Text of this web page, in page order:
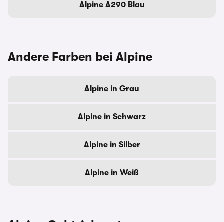
Alpine A290 Blau
Andere Farben bei Alpine
Alpine in Grau
Alpine in Schwarz
Alpine in Silber
Alpine in Weiß